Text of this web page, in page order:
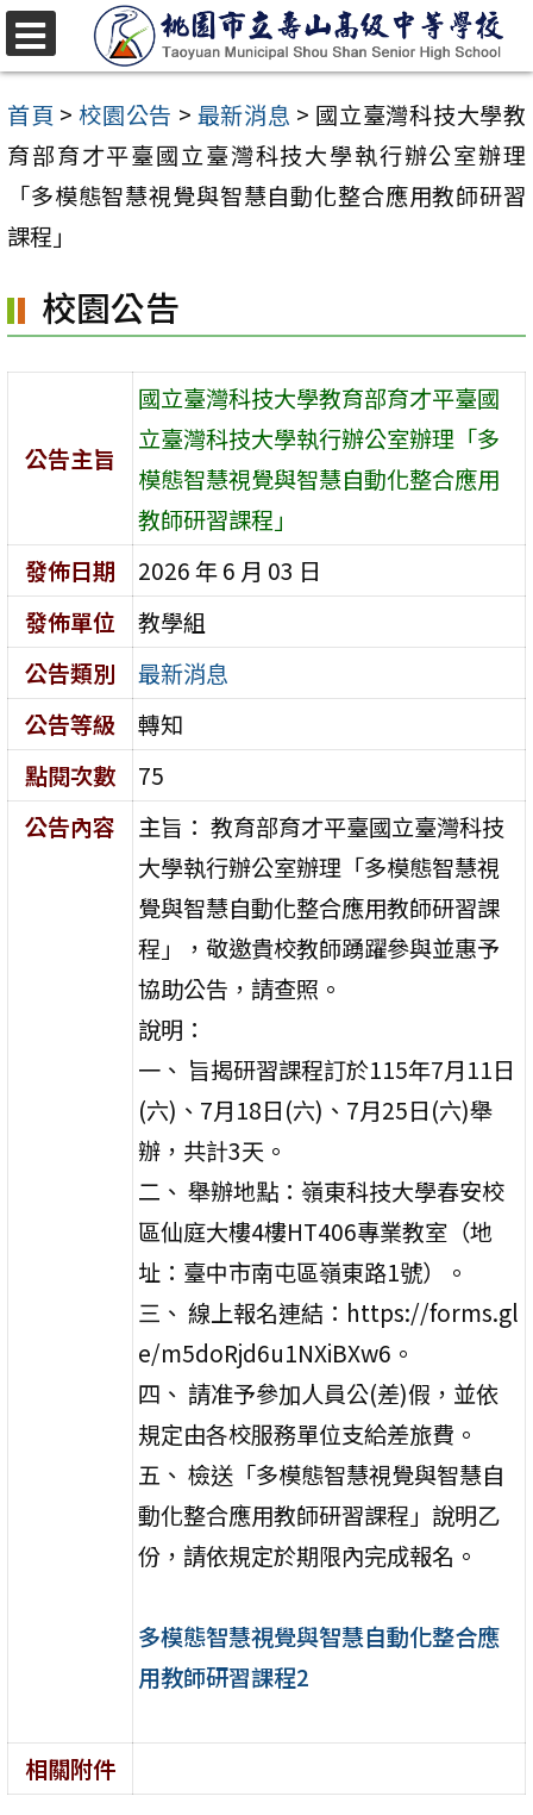
跳
至
主
要
容
首頁 > 校園公告 > 最新消息 > 國立臺灣科技大學教
育部育才平臺國立臺灣科技大學執行辦公室辦理
「多模態智慧視覺與智慧自動化整合應用教師研習
課程」
校園公告
公告主旨
國立臺灣科技大學教育部育才平臺國
立臺灣科技大學執行辦公室辦理「多
模態智慧視覺與智慧自動化整合應用
教師研習課程」
發佈日期
2026 年 6 月 03 日
發佈單位
教學組
公告類別
最新消息
公告等級
轉知
點閱次數
75
公告內容
主旨： 教育部育才平臺國立臺灣科技
大學執行辦公室辦理「多模態智慧視
覺與智慧自動化整合應用教師研習課
程」，敬邀貴校教師踴躍參與並惠予
協助公告，請查照。
說明：
一、 旨揭研習課程訂於115年7月11日
(六)、7月18日(六)、7月25日(六)舉
辦，共計3天。
二、 舉辦地點：嶺東科技大學春安校
區仙庭大樓4樓HT406專業教室（地
址：臺中市南屯區嶺東路1號）。
三、 線上報名連結：https://forms.gl
e/m5doRjd6u1NXiBXw6。
四、 請准予參加人員公(差)假，並依
規定由各校服務單位支給差旅費。
五、 檢送「多模態智慧視覺與智慧自
動化整合應用教師研習課程」說明乙
份，請依規定於期限內完成報名。
多模態智慧視覺與智慧自動化整合應
用教師研習課程2
相關附件
選
單